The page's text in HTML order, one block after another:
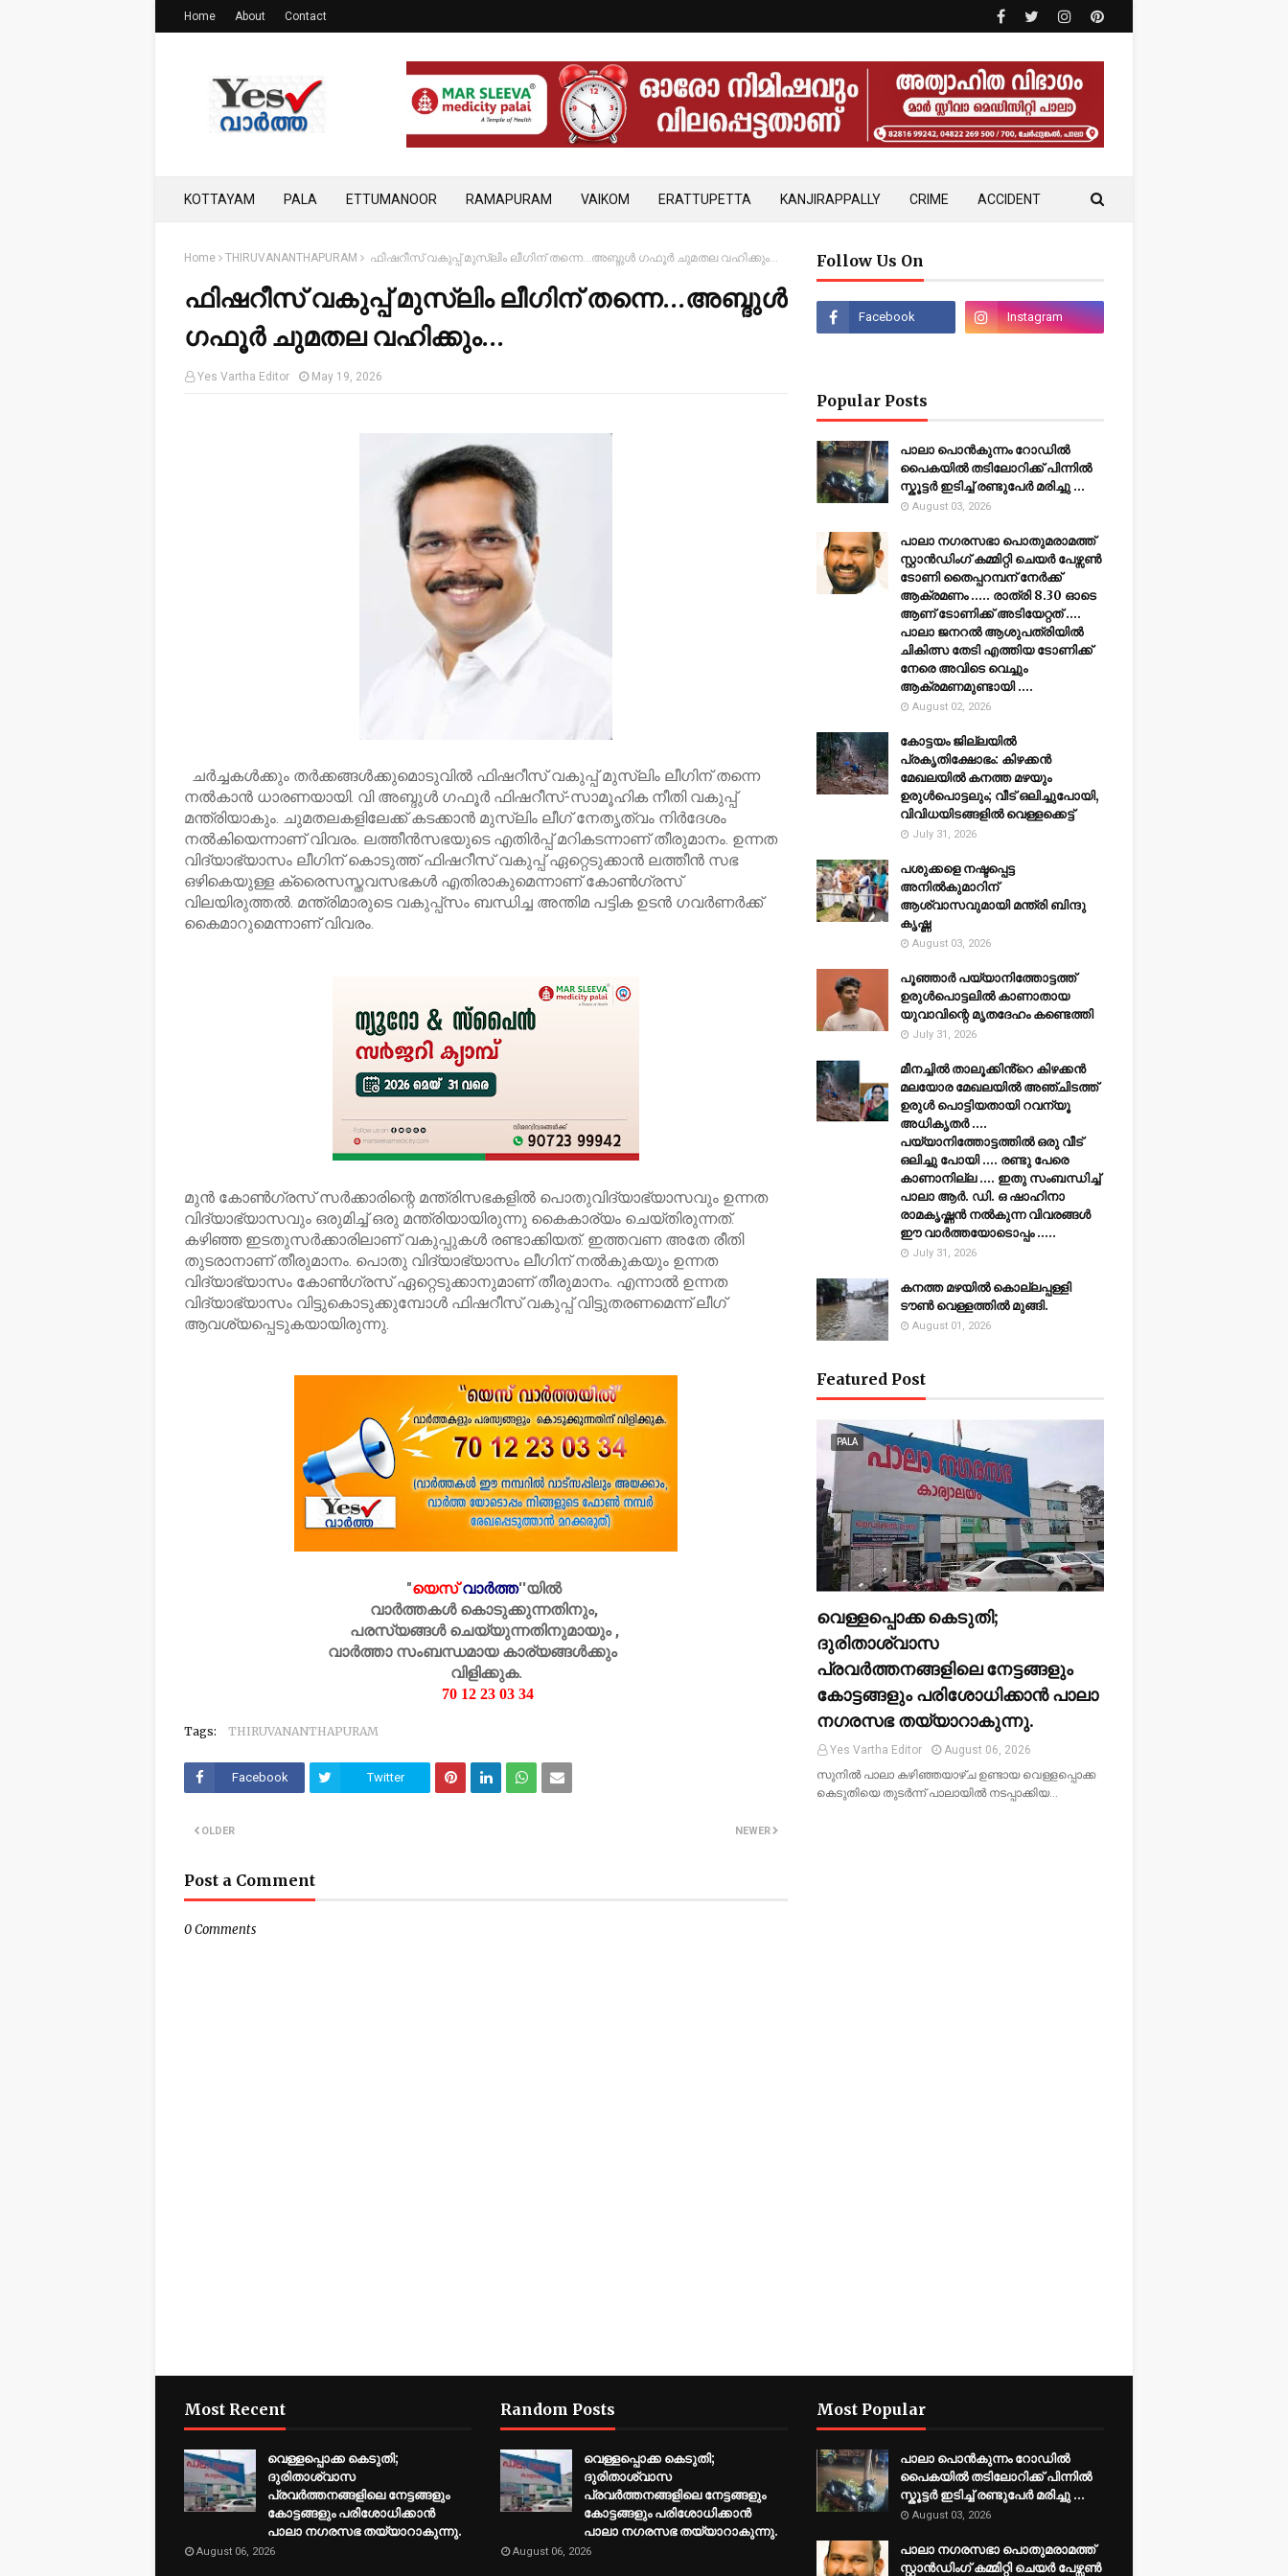
Home About Contact
KOTTAYAM PALA ETTUMANOOR RAMAPURAM VAIKOM ERATTUPETTA KANJIRAPPALLY CRIME ACCIDENT
Home THIRUVANANTHAPURAM ഫിഷറീസ് വകുപ്പ് മുസ്‌ലിം ലീഗിന് തന്നെ…അബ്ദുള്‍ ഗഫൂര്‍ ചുമതല വഹിക്കും…
ഫിഷറീസ് വകുപ്പ് മുസ്‌ലിം ലീഗിന് തന്നെ…അബ്ദുള്‍
ഗഫൂര്‍ ചുമതല വഹിക്കും…
Yes Vartha Editor May 19, 2026
ചര്‍ച്ചകള്‍ക്കും തര്‍ക്കങ്ങള്‍ക്കുമൊടുവില്‍ ഫിഷറീസ് വകുപ്പ് മുസ്ലിം ലീഗിന് തന്നെ
നല്‍കാന്‍ ധാരണയായി. വി അബ്ദുള്‍ ഗഫൂര്‍ ഫിഷറീസ്-സാമൂഹിക നീതി വകുപ്പ്
മന്ത്രിയാകും. ചുമതലകളിലേക്ക് കടക്കാന്‍ മുസ്ലിം ലീഗ് നേതൃത്വം നിര്‍ദേശം
നല്‍കിയെന്നാണ് വിവരം. ലത്തീന്‍സഭയുടെ എതിര്‍പ്പ് മറികടന്നാണ് തീരുമാനം. ഉന്നത
വിദ്യാഭ്യാസം ലീഗിന് കൊടുത്ത് ഫിഷറീസ് വകുപ്പ് ഏറ്റെടുക്കാൻ ലത്തീന്‍ സഭ
ഒഴികെയുള്ള ക്രൈസസ്തവസഭകള്‍ എതിരാകുമെന്നാണ് കോണ്‍ഗ്രസ്
വിലയിരുത്തല്‍. മന്ത്രിമാരുടെ വകുപ്പ്സം ബന്ധിച്ച അന്തിമ പട്ടിക ഉടന്‍ ഗവര്‍ണര്‍ക്ക്
കൈമാറുമെന്നാണ് വിവരം.
മുന്‍ കോണ്‍ഗ്രസ് സര്‍ക്കാരിന്റെ മന്ത്രിസഭകളില്‍ പൊതുവിദ്യാഭ്യാസവും ഉന്നത
വിദ്യാഭ്യാസവും ഒരുമിച്ച് ഒരു മന്ത്രിയായിരുന്നു കൈകാര്യം ചെയ്തിരുന്നത്.
കഴിഞ്ഞ ഇടതുസര്‍ക്കാരിലാണ് വകുപ്പുകള്‍ രണ്ടാക്കിയത്. ഇത്തവണ അതേ രീതി
തുടരാനാണ് തീരുമാനം. പൊതു വിദ്യാഭ്യാസം ലീഗിന് നല്‍കുകയും ഉന്നത
വിദ്യാഭ്യാസം കോണ്‍ഗ്രസ് ഏറ്റെടുക്കാനുമാണ് തീരുമാനം. എന്നാല്‍ ഉന്നത
വിദ്യാഭ്യാസം വിട്ടുകൊടുക്കുമ്പോള്‍ ഫിഷറീസ് വകുപ്പ് വിട്ടുതരണമെന്ന് ലീഗ്
ആവശ്യപ്പെടുകയായിരുന്നു.
"യെസ് വാർത്ത''യിൽ
വാർത്തകൾ കൊടുക്കുന്നതിനും,
പരസ്യങ്ങൾ ചെയ്യുന്നതിനുമായും ,
വാർത്താ സംബന്ധമായ കാര്യങ്ങൾക്കും
വിളിക്കുക.
70 12 23 03 34
Tags: THIRUVANANTHAPURAM
Facebook Twitter
NEWER
OLDER
Post a Comment
0 Comments
Follow Us On
Popular Posts
പാലാ പൊൻകുന്നം റോഡിൽ
പൈകയിൽ തടിലോറിക്ക് പിന്നിൽ
സ്കൂട്ടർ ഇടിച്ച് രണ്ടുപേർ മരിച്ചു ...
August 03, 2026
പാലാ നഗരസഭാ പൊതുമരാമത്ത്
സ്റ്റാൻഡിംഗ് കമ്മിറ്റി ചെയർ പേഴ്സൺ
ടോണി തൈപ്പറമ്പന് നേർക്ക്
ആക്രമണം ..... രാത്രി 8.30 ഓടെ
ആണ് ടോണിക്ക് അടിയേറ്റത് ....
പാലാ ജനറൽ ആശുപത്രിയിൽ
ചികിത്സ തേടി എത്തിയ ടോണിക്ക്
നേരെ അവിടെ വെച്ചും
ആക്രമണമുണ്ടായി ....
August 02, 2026
കോട്ടയം ജില്ലയില്‍
പ്രകൃതിക്ഷോഭം: കിഴക്കന്‍
മേഖലയില്‍ കനത്ത മഴയും
ഉരുള്‍പൊട്ടലും; വീട് ഒലിച്ചുപോയി,
വിവിധയിടങ്ങളില്‍ വെള്ളക്കെട്ട്
July 31, 2026
പശുക്കളെ നഷ്ടപ്പെട്ട
അനിൽകുമാറിന്
ആശ്വാസവുമായി മന്ത്രി ബിന്ദു
കൃഷ്ണ
August 03, 2026
പൂഞ്ഞാര്‍ പയ്യാനിത്തോട്ടത്ത്
ഉരുള്‍പൊട്ടലില്‍ കാണാതായ
യുവാവിന്റെ മൃതദേഹം കണ്ടെത്തി
July 31, 2026
മീനച്ചിൽ താലൂക്കിൻ്റെ കിഴക്കൻ
മലയോര മേഖലയിൽ അഞ്ചിടത്ത്
ഉരുൾ പൊട്ടിയതായി റവന്യൂ
അധികൃതർ ....
പയ്യാനിത്തോട്ടത്തിൽ ഒരു വീട്
ഒലിച്ചു പോയി .... രണ്ടു പേരെ
കാണാനില്ല .... ഇതു സംബന്ധിച്ച്
പാലാ ആർ. ഡി. ഒ ഷാഹിനാ
രാമകൃഷ്ണൻ നൽകുന്ന വിവരങ്ങൾ
ഈ വാർത്തയോടൊപ്പം .....
July 31, 2026
കനത്ത മഴയില്‍ കൊല്ലപ്പള്ളി
ടൗണ്‍ വെള്ളത്തില്‍ മുങ്ങി.
August 01, 2026
Featured Post
PALA
വെള്ളപ്പൊക്ക കെടുതി;
ദുരിതാശ്വാസ
പ്രവര്‍ത്തനങ്ങളിലെ നേട്ടങ്ങളും
കോട്ടങ്ങളും പരിശോധിക്കാന്‍ പാലാ
നഗരസഭ തയ്യാറാകുന്നു.
Yes Vartha Editor
August 06, 2026
സുനില്‍ പാലാ കഴിഞ്ഞയാഴ്ച ഉണ്ടായ വെള്ളപ്പൊക്ക
കെടുതിയെ തുടര്‍ന്ന് പാലായില്‍ നടപ്പാക്കിയ…
Most Recent
വെള്ളപ്പൊക്ക കെടുതി;
ദുരിതാശ്വാസ
പ്രവര്‍ത്തനങ്ങളിലെ നേട്ടങ്ങളും
കോട്ടങ്ങളും പരിശോധിക്കാന്‍
പാലാ നഗരസഭ തയ്യാറാകുന്നു.
August 06, 2026
Random Posts
വെള്ളപ്പൊക്ക കെടുതി;
ദുരിതാശ്വാസ
പ്രവര്‍ത്തനങ്ങളിലെ നേട്ടങ്ങളും
കോട്ടങ്ങളും പരിശോധിക്കാന്‍
പാലാ നഗരസഭ തയ്യാറാകുന്നു.
August 06, 2026
Most Popular
പാലാ പൊൻകുന്നം റോഡിൽ
പൈകയിൽ തടിലോറിക്ക് പിന്നിൽ
സ്കൂട്ടർ ഇടിച്ച് രണ്ടുപേർ മരിച്ചു ...
August 03, 2026
പാലാ നഗരസഭാ പൊതുമരാമത്ത്
സ്റ്റാൻഡിംഗ് കമ്മിറ്റി ചെയർ പേഴ്സൺ